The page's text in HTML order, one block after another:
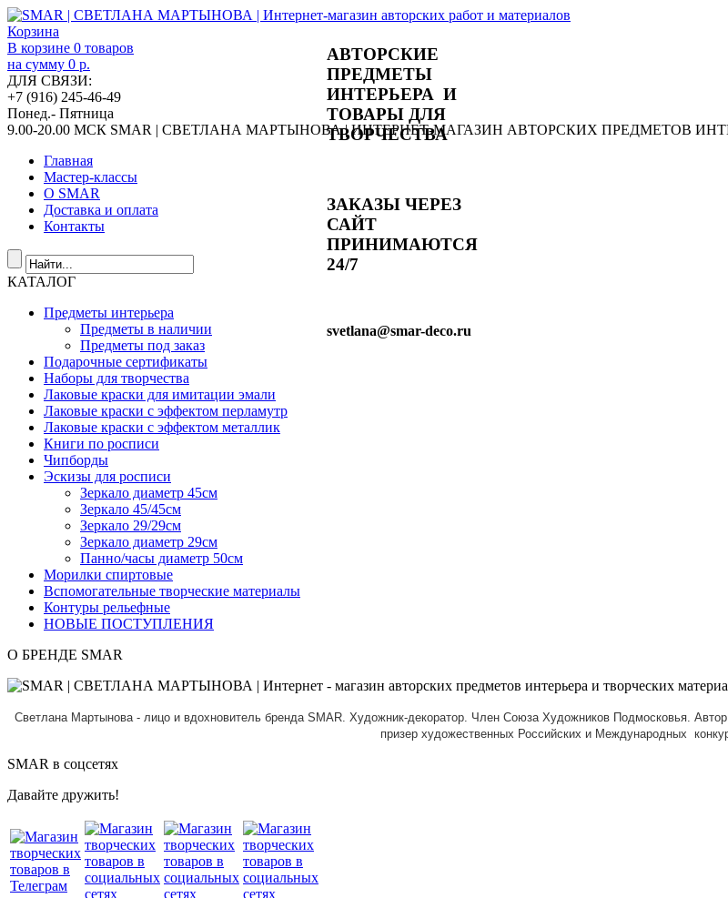
АВТОРСКИЕ
ПРЕДМЕТЫ
ИНТЕРЬЕРА И
ТОВАРЫ ДЛЯ
ТВОРЧЕСТВА
ЗАКАЗЫ ЧЕРЕЗ
САЙТ
ПРИНИМАЮТСЯ
24/7
svetlana@smar-deco.ru
Корзина
В корзине 0 товаров
на сумму 0 р.
ДЛЯ СВЯЗИ:
+7 (916) 245-46-49
Понед.- Пятница
9.00-20.00 МСК SMAR | СВЕТЛАНА МАРТЫНОВА | ИНТЕРНЕТ-МАГАЗИН АВТОРСКИХ ПРЕДМЕТОВ
Главная
Мастер-классы
О SMAR
Доставка и оплата
Контакты
КАТАЛОГ
Предметы интерьера
Предметы в наличии
Предметы под заказ
Подарочные сертификаты
Наборы для творчества
Лаковые краски для имитации эмали
Лаковые краски с эффектом перламутр
Лаковые краски с эффектом металлик
Книги по росписи
Чипборды
Эскизы для росписи
Зеркало диаметр 45см
Зеркало 45/45см
Зеркало 29/29см
Зеркало диаметр 29см
Панно/часы диаметр 50см
Морилки спиртовые
Вспомогательные творческие материалы
Контуры рельефные
НОВЫЕ ПОСТУПЛЕНИЯ
О БРЕНДЕ SMAR
Светлана Мартынова - лицо и вдохновитель бренда SMAR. Художник-декоратор. Член Союза Художников Подмосковья.
призер художественных Российских и Международных
SMAR в соцсетях
Давайте дружить!